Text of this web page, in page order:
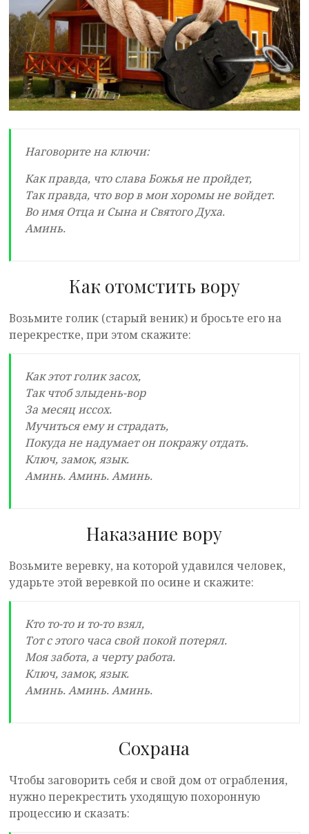
Наговорите на ключи:
Как правда, что слава Божья не пройдет,
Так правда, что вор в мои хоромы не войдет.
Во имя Отца и Сына и Святого Духа.
Аминь.
Как отомстить вору
Возьмите голик (старый веник) и бросьте его на
перекрестке, при этом скажите:
Как этот голик засох,
Так чтоб злыдень-вор
За месяц иссох.
Мучиться ему и страдать,
Покуда не надумает он покражу отдать.
Ключ, замок, язык.
Аминь. Аминь. Аминь.
Наказание вору
Возьмите веревку, на которой удавился человек,
ударьте этой веревкой по осине и скажите:
Кто то-то и то-то взял,
Тот с этого часа свой покой потерял.
Моя забота, а черту работа.
Ключ, замок, язык.
Аминь. Аминь. Аминь.
Сохрана
Чтобы заговорить себя и свой дом от ограбления,
нужно перекрестить уходящую похоронную
процессию и сказать: